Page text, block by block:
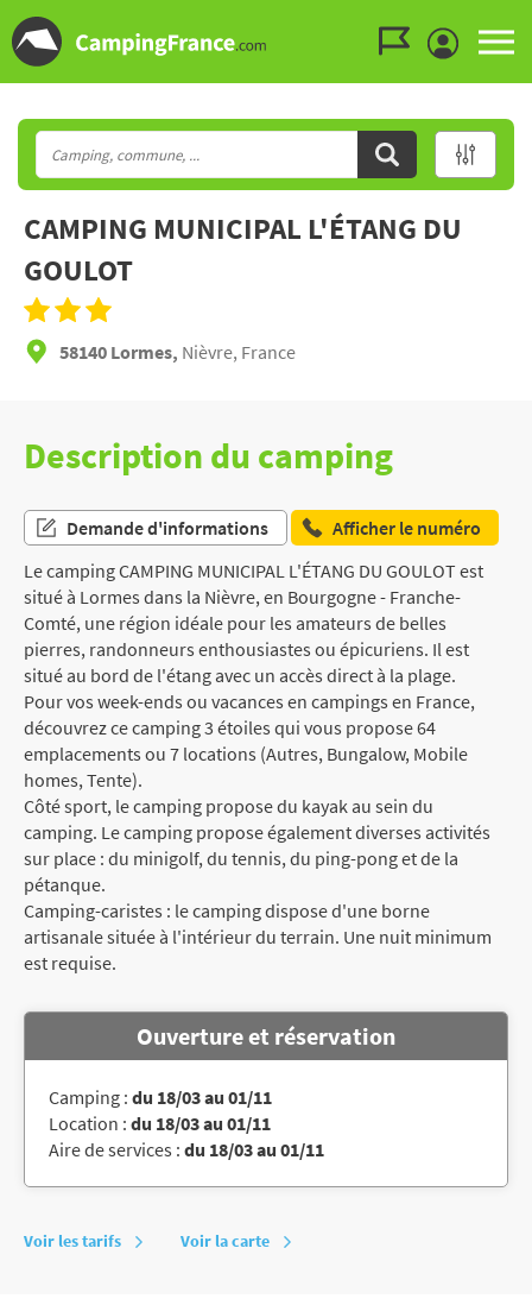
CAMPING MUNICIPAL L'ÉTANG DU
GOULOT
58140 Lormes, Nièvre, France
Description du camping
Demande d'informations
Afficher le numéro
Le camping CAMPING MUNICIPAL L'ÉTANG DU GOULOT est
situé à Lormes dans la Nièvre, en Bourgogne - Franche-
Comté, une région idéale pour les amateurs de belles
pierres, randonneurs enthousiastes ou épicuriens. Il est
situé au bord de l'étang avec un accès direct à la plage.
Pour vos week-ends ou vacances en campings en France,
découvrez ce camping 3 étoiles qui vous propose 64
emplacements ou 7 locations (Autres, Bungalow, Mobile
homes, Tente).
Côté sport, le camping propose du kayak au sein du
camping. Le camping propose également diverses activités
sur place : du minigolf, du tennis, du ping-pong et de la
pétanque.
Camping-caristes : le camping dispose d'une borne
artisanale située à l'intérieur du terrain. Une nuit minimum
est requise.
Ouverture et réservation
Camping : du 18/03 au 01/11
Location : du 18/03 au 01/11
Aire de services : du 18/03 au 01/11
Voir les tarifs Voir la carte